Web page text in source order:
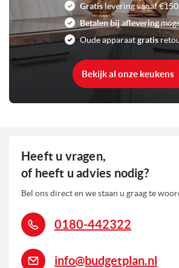
Gratislevering vanaf
Betalen bij aflevering
Oude apparaatgratis
Bekijk al onze keukens
Heeft u vragen,
of heeft u advies nodig?
Bel ons direct en we staan u graag te
0180-442322
info@budgetplan.nl